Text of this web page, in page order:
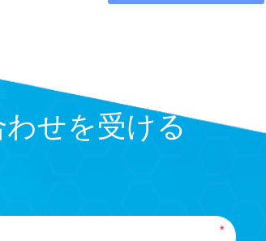
せを受ける